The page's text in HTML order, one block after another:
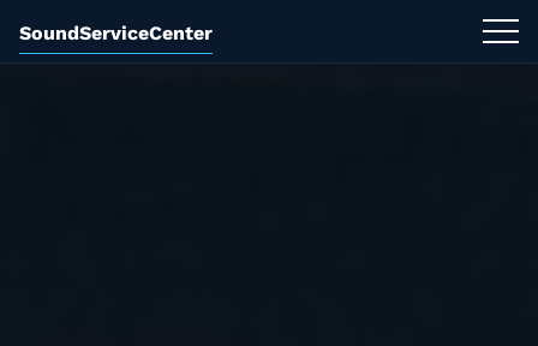
SoundServiceCenter